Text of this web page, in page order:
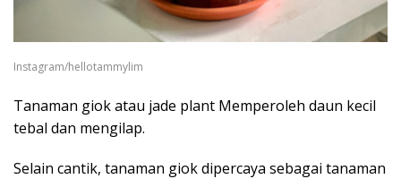
Instagram/hellotammylim
Tanaman giok atau jade plant Memperoleh daun kecil
tebal dan mengilap.
Selain cantik, tanaman giok dipercaya sebagai tanaman